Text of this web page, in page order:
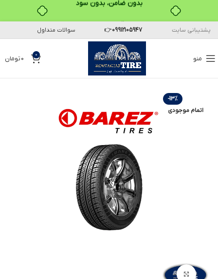
پشتیبانی سایت 09912105947
👉 سوالات متداول
منو 0
0تومان
-13%
اتمام موجودی
بزرگنمایی تصویر